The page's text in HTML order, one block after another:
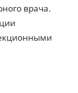
врача.